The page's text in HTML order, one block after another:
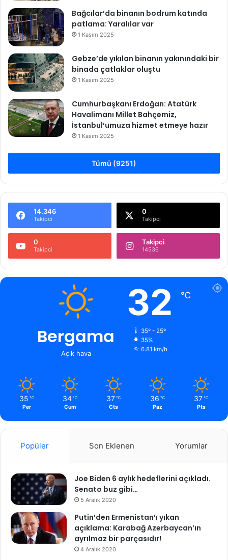
r
u
z
Bağcılar’da binanın bodrum katında
patlama: Yaralılar var
1 Kasım 2025
Gebze’de yıkılan binanın yakınındaki bir
binada çatlaklar oluştu
1 Kasım 2025
Cumhurbaşkanı Erdoğan: Atatürk
Havalimanı Millet Bahçemiz,
İstanbul’umuza hizmet etmeye hazır
1 Kasım 2025
Tümü (9251)
14.346
Takipci
0
Takipci
0
Takipci
Takipci
14536
Bergama
Açık hava
32 ℃
35º - 25º
35%
6.81 km/h
35 ℃
Per
34 ℃
Cum
37 ℃
Cts
36 ℃
Paz
37 ℃
Pts
Popüler Son Eklenen Yorumlar
Joe Biden 6 aylık hedeflerini açıkladı.
Senato buz gibi…
5 Aralık 2020
Putin’den Ermenistan’ı yıkan
açıklama: Karabağ Azerbaycan’ın
ayrılmaz bir parçasıdır!
4 Aralık 2020